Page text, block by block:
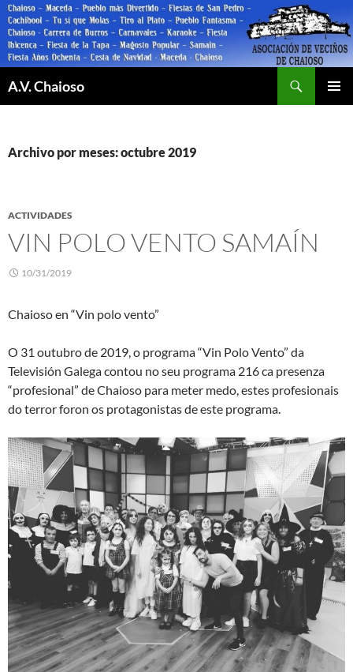
Saltar
al
contenido
A.V. Chaioso
Archivo por meses: octubre 2019
ACTIVIDADES
VIN POLO VENTO SAMAÍN
10/31/2019
Chaioso en “Vin polo vento”
O 31 outubro de 2019, o programa “Vin Polo Vento” da
Televisión Galega contou no seu programa 216 ca presenza
“profesional” de Chaioso para meter medo, estes profesionais
do terror foron os protagonistas de este programa.